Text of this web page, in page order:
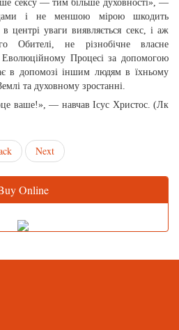
сексу — тим більше духовності», —
і не меншою мірою шкодить
центрі уваги виявляється секс, і аж
не різнобічне власне
Еволюційному Процесі за допомогою
в допомозі іншим людям в їхньому
та духовному зростанні.
ваше!», — навчав Ісус Христос. (Лк
Next
Online